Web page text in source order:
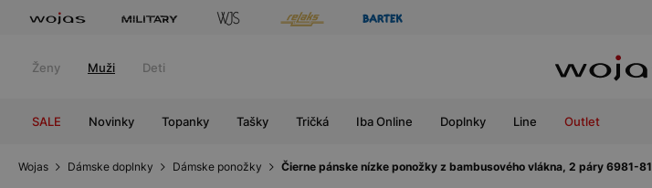
Ženy Muži Deti
SALE Novinky Topanky Tašky Tričká Iba Online Doplnky Line Outlet
Wojas Dámske doplnky Dámske ponožky Čierne pánske nízke ponožky z bambusového vlákna, 2 páry 6981-81